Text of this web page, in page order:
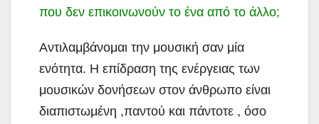
που δεν επικοινωνούν το ένα από το άλλο;
Αντιλαμβάνομαι την μουσική σαν μία
ενότητα. Η επίδραση της ενέργειας των
μουσικών δονήσεων στον άνθρωπο είναι
διαπιστωμένη ,παντού και πάντοτε , όσο